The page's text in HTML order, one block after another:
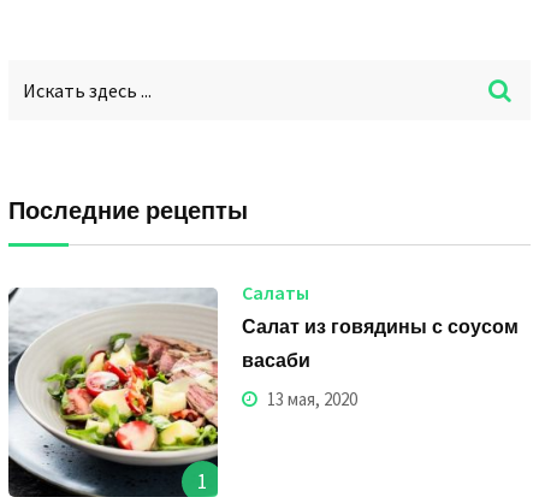
Последние рецепты
1
Салаты
Салат из говядины с соусом
васаби
13 мая, 2020